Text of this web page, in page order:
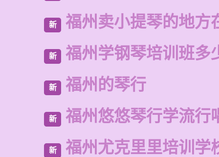
新 福州卖小提琴的地方
新 福州学钢琴培训班多
新 福州的琴行
新 福州悠悠琴行学流行
新 福州尤克里里培训学